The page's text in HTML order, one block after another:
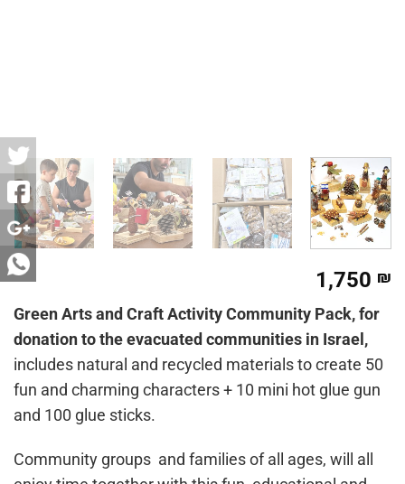
1,750 ₪
Green Arts and Craft Activity Community Pack, for
donation to the evacuated communities in Israel,
includes natural and recycled materials to create 50
fun and charming characters + 10 mini hot glue gun
and 100 glue sticks.
Community groups and families of all ages, will all